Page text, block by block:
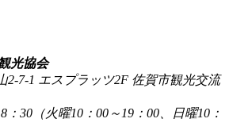
光協会
2-7-1 エスプラッツ2F 佐賀市観光交流
：30（火曜10：00～19：00、日曜10：